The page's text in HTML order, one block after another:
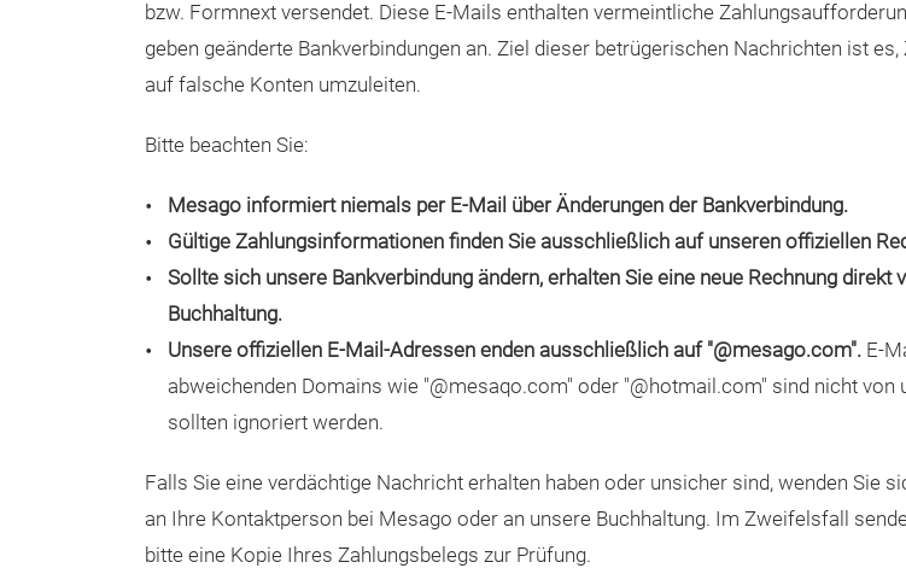
bzw. Formnext versendet. Diese E-Mails enthalten vermeintliche
geben geänderte Bankverbindungen an. Ziel dieser betrügerischen Nachrichten ist es,
auf falsche Konten umzuleiten.
Bitte beachten Sie:
Mesago informiert niemals per E-Mail über Änderungen der Bankverbindung.
Gültige Zahlungsinformationen finden Sie ausschließlich auf unseren offiziellen
Sollte sich unsere Bankverbindung ändern, erhalten Sie eine neue Rechnung direkt
Buchhaltung.
Unsere offiziellen E-Mail-Adressen enden ausschließlich auf "@mesago.com". E-
abweichenden Domains wie "@mesaqo.com" oder "@hotmail.com" sind nicht von
sollten ignoriert werden.
Falls Sie eine verdächtige Nachricht erhalten haben oder unsicher sind, wenden Sie
an Ihre Kontaktperson bei Mesago oder an unsere Buchhaltung. Im Zweifelsfall
bitte eine Kopie Ihres Zahlungsbelegs zur Prüfung.